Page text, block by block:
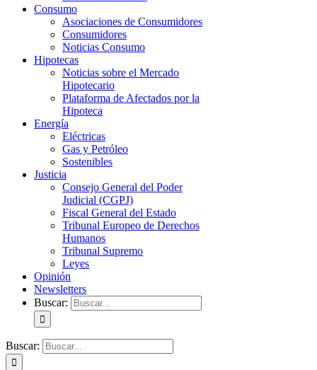
Consumo
Asociaciones de Consumidores
Consumidores
Noticias Consumo
Hipotecas
Noticias sobre el Mercado
Hipotecario
Plataforma de Afectados por la
Hipoteca
Energía
Eléctricas
Gas y Petróleo
Sostenibles
Justicia
Consejo General del Poder
Judicial (CGPJ)
Fiscal General del Estado
Tribunal Europeo de Derechos
Humanos
Tribunal Supremo
Leyes
Opinión
Newsletters
Buscar:
Buscar: